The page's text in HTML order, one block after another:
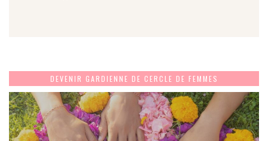
DEVENIR GARDIENNE DE CERCLE DE FEMMES